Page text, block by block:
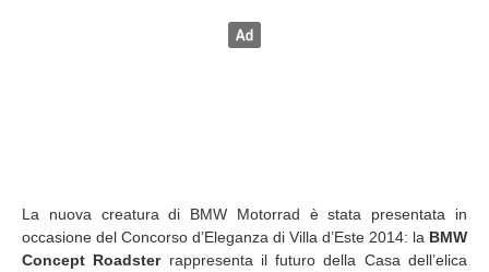
La nuova creatura di BMW Motorrad è stata presentata in
occasione del Concorso d’Eleganza di Villa d’Este 2014: la BMW
Concept Roadsterrappresenta il futuro della Casa dell’elica